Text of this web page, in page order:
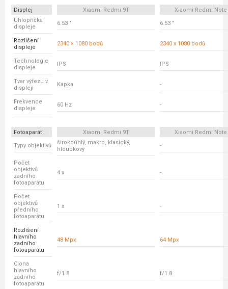
Displej Xiaomi Redmi 9T
Xiaomi Redmi Note
Úhlopříčka
displeje
6.53 " 6.53 "
Rozlišení
displeje
2340 × 1080 bodů 2340 x 1080 bodů
Technologie
displeje
IPS IPS
Tvar výřezu v
displeji
Kapka -
Frekvence
displeje
60 Hz -
Fotoaparát Xiaomi Redmi 9T
Xiaomi Redmi Note
Typy objektivů
širokoúhlý, makro, klasický,
hloubkový
-
Počet
objektivů
zadního
fotoaparátu
4 x -
Počet
objektivů
předního
fotoaparátu
1 x -
Rozlišení
hlavního
zadního
fotoaparátu
48 Mpx 64 Mpx
Clona
hlavního
zadního
fotoaparátu
f/1.8 f/1.8